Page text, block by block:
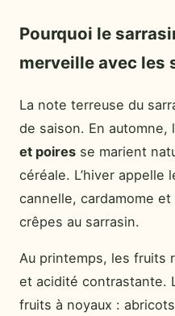
Pourquoi le
merveille avec les
La note terreuse du
de saison. En automne,
et poires se marient
céréale. L’hiver appelle
cannelle, cardamome
crêpes au sarrasin.
Au printemps, les fruits
et acidité contrastante.
fruits à noyaux :